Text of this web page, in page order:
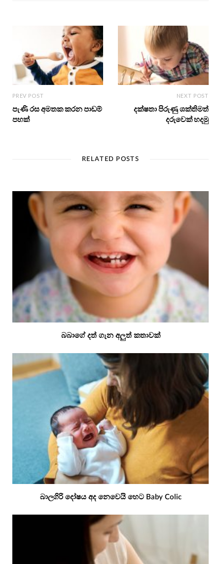
PREV POST
පැණි රස අමතක කරන පාඩම්
පහක්
NEXT POST
දක්ෂතා පිරුණු ශක්තිමත්
දරුවෙක් හදමු
RELATED POSTS
බබාගේ දත් ගැන අලුත් කතාවක්
බාලගිරි දෝෂය අද නෙවෙයි හෙට Baby Colic